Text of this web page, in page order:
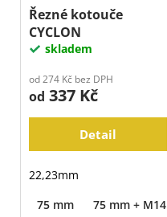
Řezné kotouče
CYCLON
skladem
od 274 Kč bez DPH
od 337 Kč
Detail
22,23mm
75 mm
75 mm + M14